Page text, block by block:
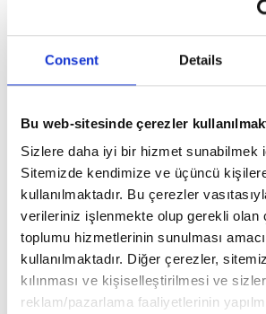
Consent Details
Bu web-sitesinde çerezler
Sizlere daha iyi bir hizmet sunabilmek
Sitemizde kendimize ve üçüncü
kullanılmaktadır. Bu çerezler
verileriniz işlenmekte olup gerekli olan
toplumu hizmetlerinin sunulması
kullanılmaktadır. Diğer çerezler,
kılınması ve kişiselleştirilmesi ve
reklam/pazarlama faaliyetlerinin
Karacaoğlan - Deli Gönül
Abdülselam Arvas